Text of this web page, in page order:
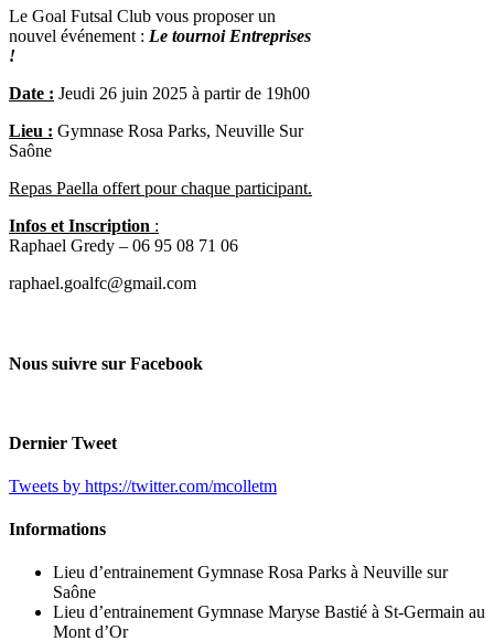
Le Goal Futsal Club vous proposer un
nouvel événement : Le tournoi Entreprises
!
Date : Jeudi 26 juin 2025 à partir de 19h00
Lieu : Gymnase Rosa Parks, Neuville Sur
Saône
Repas Paella offert pour chaque participant.
Infos et Inscription :
Raphael Gredy – 06 95 08 71 06
raphael.goalfc@gmail.com
Nous suivre sur Facebook
Dernier Tweet
Tweets by https://twitter.com/mcolletm
Informations
Lieu d’entrainement Gymnase Rosa Parks à Neuville sur
Saône
Lieu d’entrainement Gymnase Maryse Bastié à St-Germain au
Mont d’Or